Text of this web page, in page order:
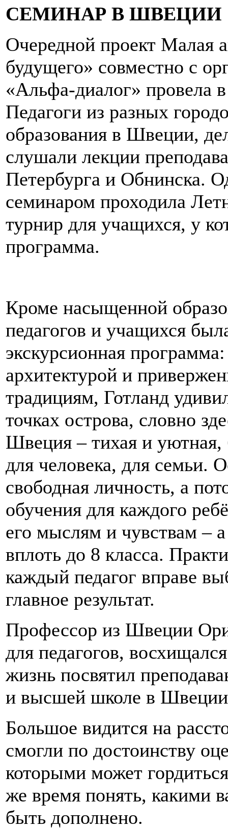
СЕМИНАР В ШВЕЦИИ
Очередной проект Малая
будущего» совместно с
«Альфа-диалог» провела
Педагоги из разных
образования в Швеции,
слушали лекции
Петербурга и Обнинска.
семинаром проходила
турнир для учащихся, у
программа.
Кроме насыщенной
педагогов и учащихся
экскурсионная
архитектурой и
традициям, Готланд
точках острова, словно
Швеция – тихая и уютная,
для человека, для семьи.
свободная личность, а
обучения для каждого
его мыслям и чувствам –
вплоть до 8 класса.
каждый педагог вправе
главное результат.
Профессор из Швеции
для педагогов,
жизнь посвятил
и высшей школе в
Большое видится на
смогли по достоинству
которыми может
же время понять, какими
быть дополнено.